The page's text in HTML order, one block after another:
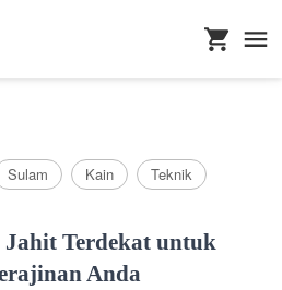
Sulam Kain Teknik
Terdekat untuk
Anda